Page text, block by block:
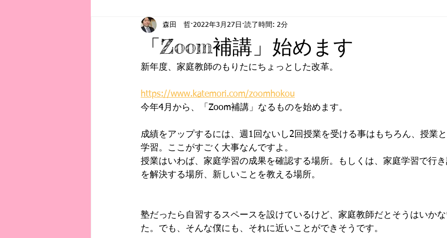
初記事 教育事情 ジ・アフター
「Zoom補講」始めます
森田 哲 2022年3月27日 読了時間: 2分
新年度、家庭教師のもりたにちょっとした改革。
https://www.katemori.com/zoomhokou
今年4月から、「Zoom補講」なるものを始めます。
成績をアップするには、週1回ないし2回授業を受ける事はもちろん、授業
学習。ここがすごく大事なんですよ。
授業はいわば、家庭学習の成果を確認する場所。もしくは、家庭学習で行
を解決する場所、新しいことを教える場所。
塾だったら自習するスペースを設けているけど、家庭教師だとそうはいか
た。でも、そんな僕にも、それに近いことができそうです。